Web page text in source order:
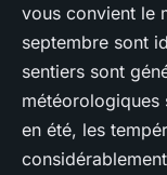
vous convient le
septembre sont
sentiers sont
météorologiques
en été, les